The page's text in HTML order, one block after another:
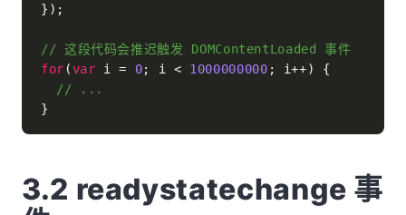
});
// 这段代码会推迟触发 DOMContentLoaded 事件
for (var i = 0; i < 1000000000 ; i++) {
// ...
readystatechange 事